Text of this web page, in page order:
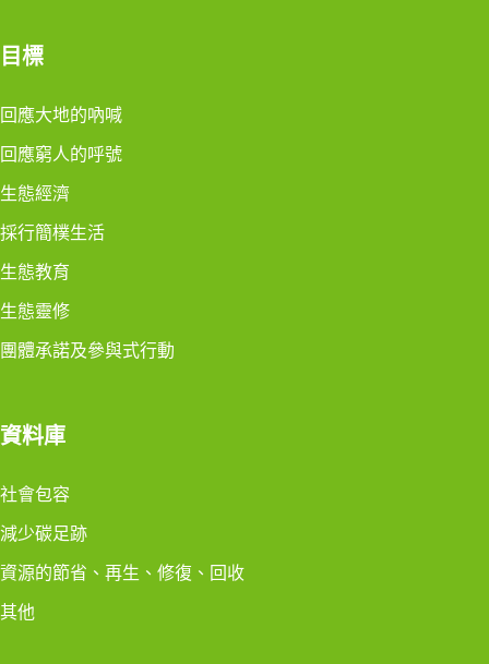
目標
回應大地的吶喊
回應窮人的呼號
生態經濟
採行簡樸生活
生態教育
生態靈修
團體承諾及參與式行動
資料庫
社會包容
減少碳足跡
資源的節省、再生、修復、回收
其他